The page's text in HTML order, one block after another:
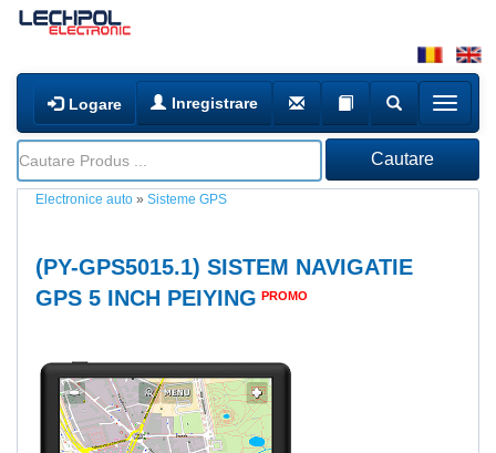
Logare Inregistrare
Electronice auto » Sisteme GPS
(PY-GPS5015.1) SISTEM NAVIGATIE
GPS 5 INCH PEIYING PROMO